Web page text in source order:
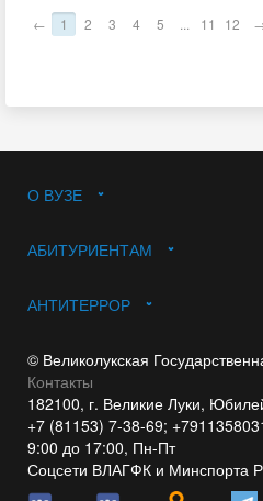
← 1 2 3 4 5 ... 11 12
О ВУЗЕ
АБИТУРИЕНТАМ
АНТИТЕРРОР
© Великолукская
Контакты
182100, г. Великие Луки,
+7 (81153) 7-38-69;
9:00 до 17:00, Пн-Пт
Соцсети ВЛАГФК и Минспорта